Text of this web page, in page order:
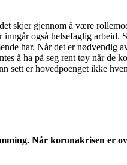
skjer gjennom å være
også helsefaglig arbeid.
har. Når det er nødvendig
å ha på seg rent tøy når de
sett er hovedpoenget ikke
Når koronakrisen er